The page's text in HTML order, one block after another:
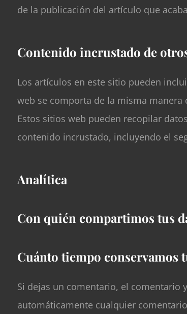
de la publicación del artículo que
Contenido incrustado de
Los artículos en este sitio pueden
web se comporta de la misma
Estos sitios web pueden recopilar
contenido incrustado, incluyendo el
Analítica
Con quién compartimos tus
Cuánto tiempo conservamos
Si dejas un comentario, el comentario
automáticamente cualquier